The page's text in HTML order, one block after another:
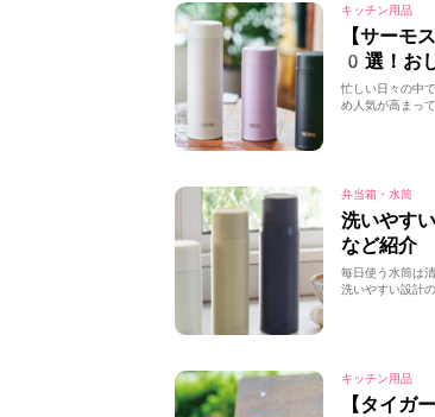
キッチン用品
【サーモ
0選！お
忙しい日々の中
め人気が高まっ
弁当箱・水筒
洗いやす
など紹介
毎日使う水筒は
洗いやすい設計
キッチン用品
【タイガ